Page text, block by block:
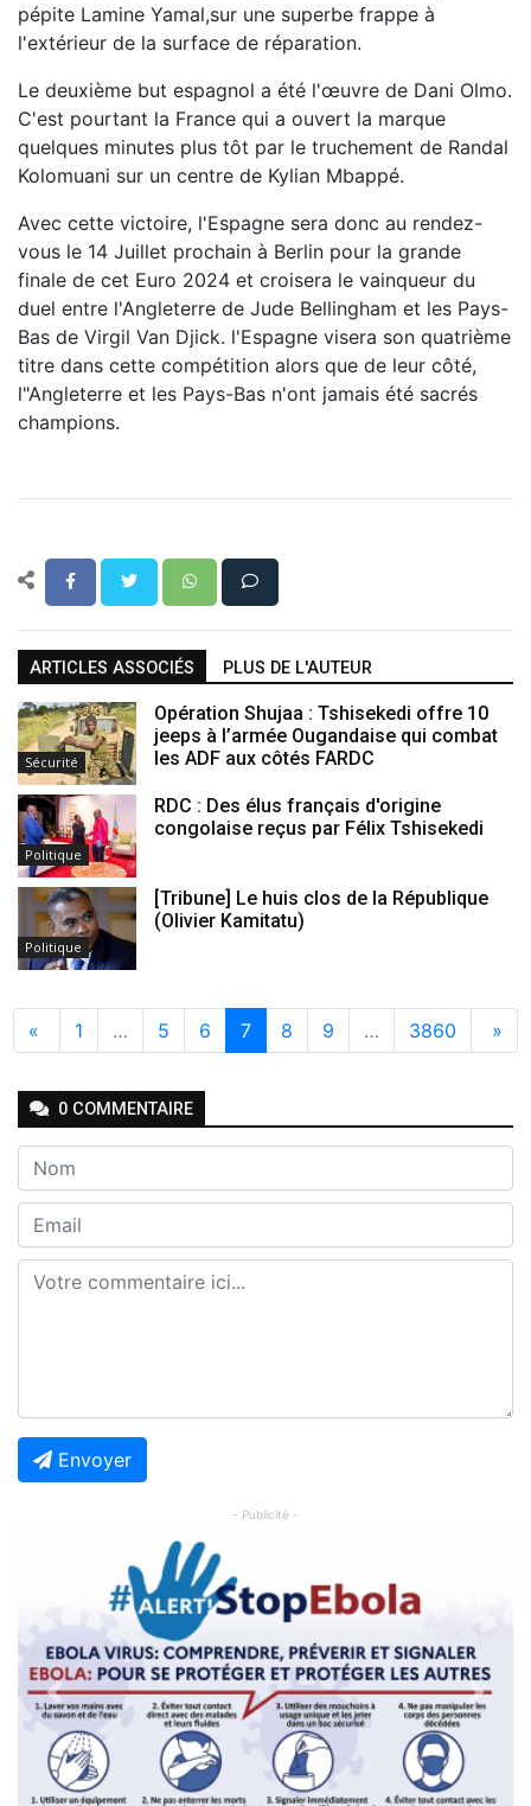
pépite Lamine Yamal,sur une superbe frappe à
l'extérieur de la surface de réparation.
Le deuxième but espagnol a été l'œuvre de Dani Olmo.
C'est pourtant la France qui a ouvert la marque
quelques minutes plus tôt par le truchement de Randal
Kolomuani sur un centre de Kylian Mbappé.
Avec cette victoire, l'Espagne sera donc au rendez-
vous le 14 Juillet prochain à Berlin pour la grande
finale de cet Euro 2024 et croisera le vainqueur du
duel entre l'Angleterre de Jude Bellingham et les Pays-
Bas de Virgil Van Djick. l'Espagne visera son quatrième
titre dans cette compétition alors que de leur côté,
l"Angleterre et les Pays-Bas n'ont jamais été sacrés
champions.
ARTICLES ASSOCIÉS PLUS DE L'AUTEUR
Sécurité
Opération Shujaa : Tshisekedi offre 10
jeeps à l’armée Ougandaise qui combat
les ADF aux côtés FARDC
Politique
RDC : Des élus français d'origine
congolaise reçus par Félix Tshisekedi
Politique
[Tribune] Le huis clos de la République
(Olivier Kamitatu)
« 1 … 5 6 7 8 9 … 3860 »
0 COMMENTAIRE
Envoyer
- Publicité -
Previous Next